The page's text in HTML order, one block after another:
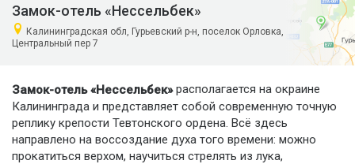
Замок-отель «Нессельбек»
Калининградская обл, Гурьевский р-н, поселок Орловка,
Центральный пер 7
Замок-отель «Нессельбек»располагается на окраине
Калининграда и представляет собой современную точную
реплику крепости Тевтонского ордена. Всё здесь
направлено на воссоздание духа того времени: можно
прокатиться верхом, научиться стрелять из лука,